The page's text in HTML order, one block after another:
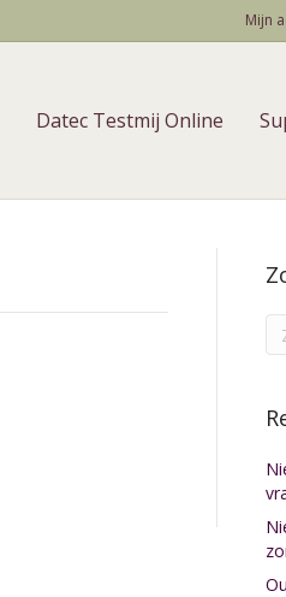
Mijn
Datec Testmij Online